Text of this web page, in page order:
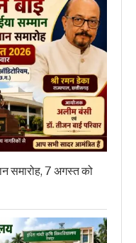
समारोह, 7 अगस्त को